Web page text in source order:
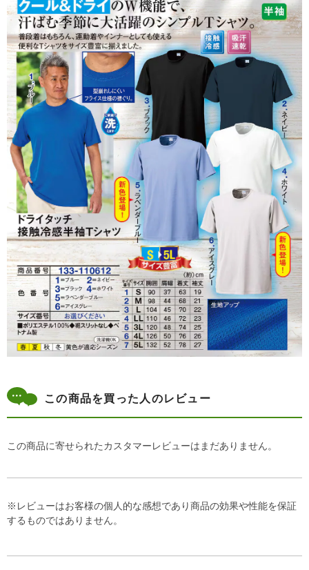
この商品を買った人のレビュー
この商品に寄せられたカスタマーレビューはまだありません。
※レビューはお客様の個人的な感想であり商品の効果や性能を保証
するものではありません。